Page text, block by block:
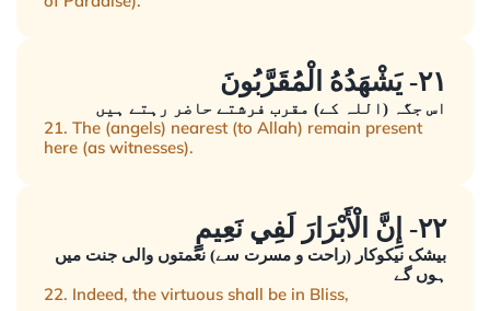
٢١- يَشْهَدُهُ الْمُقَرَّبُونَ
اس جگہ (اللہ کے) مقرب فرشتے حاضر رہتے ہیں
21. The (angels) nearest (to Allah) remain present
here (as witnesses).
٢٢- إِنَّ الْأَبْرَارَ لَفِي نَعِيمٍ
بیشک نیکوکار (راحت و مسرت سے) نعمتوں والی جنت میں
ہوں گے
22. Indeed, the virtuous shall be in Bliss,